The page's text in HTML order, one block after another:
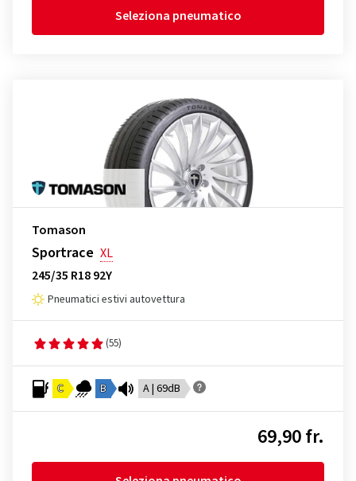
Seleziona pneumatico
Tomason
Sportrace XL
245/35 R18 92Y
Pneumatici estivi autovettura
(55)
C B A | 69dB
69,90 fr.